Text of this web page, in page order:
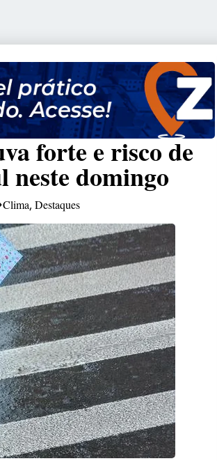
forte e risco de
neste domingo
Clima, Destaques